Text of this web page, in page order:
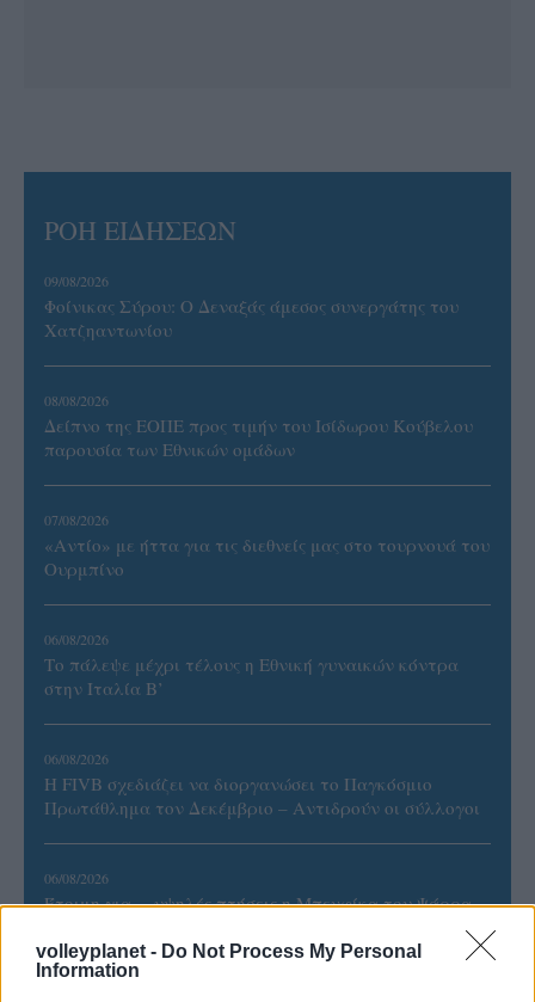
volleyplanet - Do Not Process My Personal
Information
ΡΟΗ ΕΙΔΗΣΕΩΝ
09/08/2026
Φοίνικας Σύρου: Ο Δεναξάς άμεσος συνεργάτης του
Χατζηαντωνίου
08/08/2026
Δείπνο της ΕΟΠΕ προς τιμήν του Ισίδωρου Κούβελου
παρουσία των Εθνικών ομάδων
07/08/2026
«Αντίο» με ήττα για τις διεθνείς μας στο τουρνουά του
Ουρμπίνο
06/08/2026
Το πάλεψε μέχρι τέλους η Εθνική γυναικών κόντρα
στην Ιταλία Β’
06/08/2026
Η FIVB σχεδιάζει να διοργανώσει το Παγκόσμιο
Πρωτάθλημα τον Δεκέμβριο – Αντιδρούν οι σύλλογοι
06/08/2026
Έτοιμη για… υψηλές πτήσεις η Μπενφίκα του Ψάρρα